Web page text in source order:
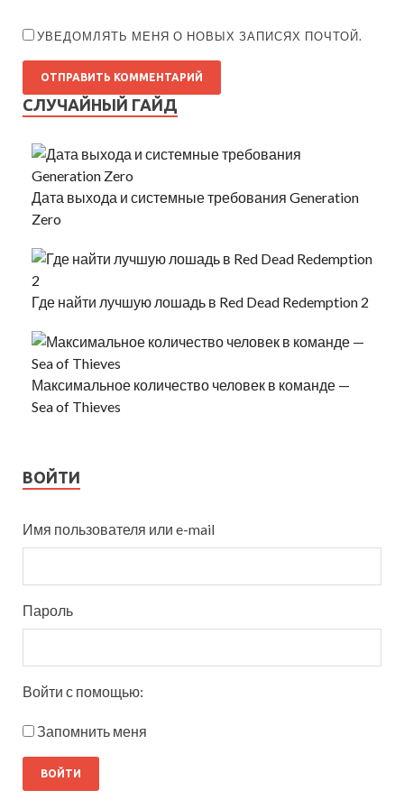
УВЕДОМЛЯТЬ МЕНЯ О НОВЫХ ЗАПИСЯХ ПОЧТОЙ.
СЛУЧАЙНЫЙ ГАЙД
Дата выхода и системные требования Generation
Zero
Где найти лучшую лошадь в Red Dead Redemption 2
Максимальное количество человек в команде —
Sea of Thieves
ВОЙТИ
Имя пользователя или e-mail
Пароль
Войти с помощью:
Запомнить меня